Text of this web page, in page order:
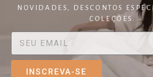
NOVIDADES, DESCONTOS
COLEÇÕES.
INSCREVA-SE